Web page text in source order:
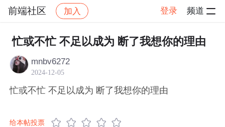
前端社区 加入 登录 频道
社区 前端社区 感慨 帖子详情
忙或不忙 不足以成为 断了我想你的理由
mnbv6272
2024-12-05
忙或不忙 不足以成为 断了我想你的理由
给本帖投票